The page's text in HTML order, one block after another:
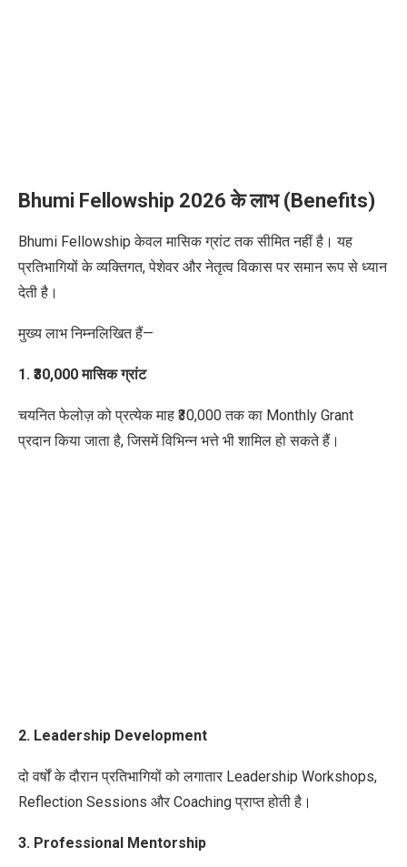
Bhumi Fellowship 2026 के लाभ (Benefits)
Bhumi Fellowship केवल मासिक ग्रांट तक सीमित नहीं है। यह
प्रतिभागियों के व्यक्तिगत, पेशेवर और नेतृत्व विकास पर समान रूप से ध्यान
देती है।
मुख्य लाभ निम्नलिखित हैं—
1. ₹30,000 मासिक ग्रांट
चयनित फेलोज़ को प्रत्येक माह ₹30,000 तक का Monthly Grant
प्रदान किया जाता है, जिसमें विभिन्न भत्ते भी शामिल हो सकते हैं।
2. Leadership Development
दो वर्षों के दौरान प्रतिभागियों को लगातार Leadership Workshops,
Reflection Sessions और Coaching प्राप्त होती है।
3. Professional Mentorship